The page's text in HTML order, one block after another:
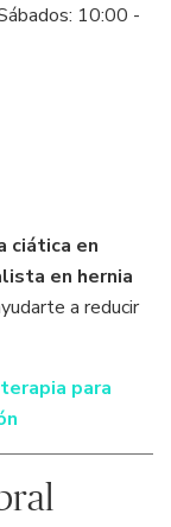
10:00 -
ciática en
en hernia
a reducir
para